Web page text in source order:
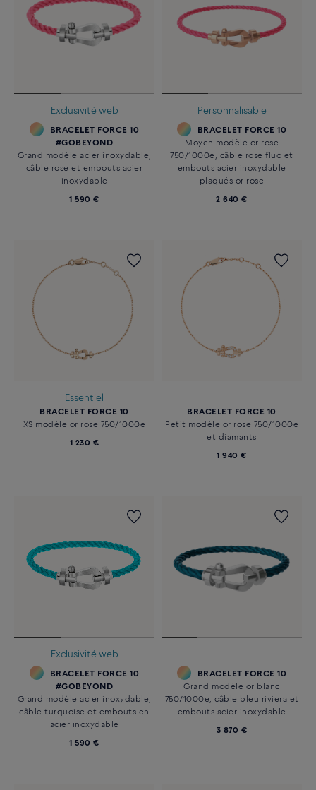
Exclusivité web
BRACELET FORCE 10
#GOBEYOND
Grand modèle acier inoxydable,
câble rose et embouts acier
inoxydable
1 590 €
Personnalisable
BRACELET FORCE 10
Moyen modèle or rose
750/1000e, câble rose fluo et
embouts acier inoxydable
plaqués or rose
2 640 €
Essentiel
BRACELET FORCE 10
XS modèle or rose 750/1000e
1 230 €
BRACELET FORCE 10
Petit modèle or rose 750/1000e
et diamants
1 940 €
Exclusivité web
BRACELET FORCE 10
#GOBEYOND
Grand modèle acier inoxydable,
câble turquoise et embouts en
acier inoxydable
1 590 €
BRACELET FORCE 10
Grand modèle or blanc
750/1000e, câble bleu riviera et
embouts acier inoxydable
3 870 €